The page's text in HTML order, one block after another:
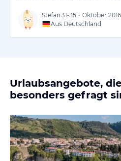
Stefan 31-35 • Oktober 2016
Aus Deutschland
Urlaubsangebote,
besonders gefragt